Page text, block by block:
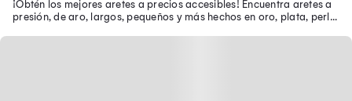
¡Obtén los mejores aretes a precios accesibles! Encuentra aretes a
presión, de aro, largos, pequeños y más hechos en oro, plata, perla